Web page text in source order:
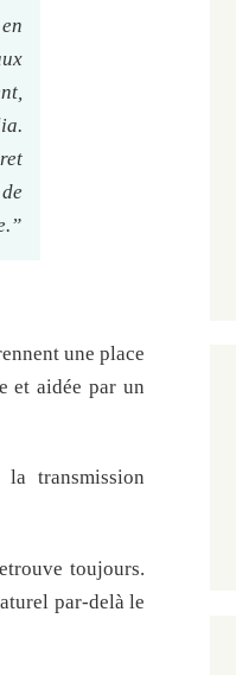
une place
et aidée par un
transmission
toujours.
par-delà le